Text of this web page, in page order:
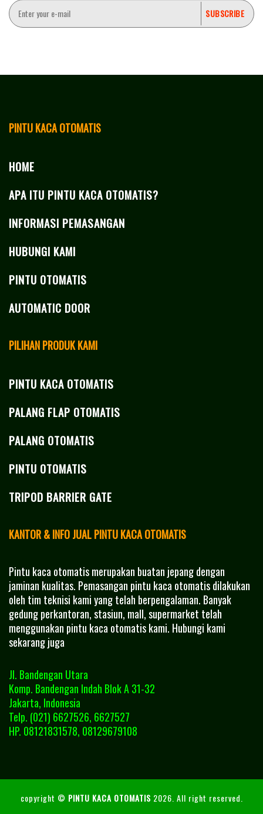
PINTU KACA OTOMATIS
HOME
APA ITU PINTU KACA OTOMATIS?
INFORMASI PEMASANGAN
HUBUNGI KAMI
PINTU OTOMATIS
AUTOMATIC DOOR
PILIHAN PRODUK KAMI
PINTU KACA OTOMATIS
PALANG FLAP OTOMATIS
PALANG OTOMATIS
PINTU OTOMATIS
TRIPOD BARRIER GATE
KANTOR & INFO JUAL PINTU KACA OTOMATIS
Pintu kaca otomatis merupakan buatan jepang dengan
jaminan kualitas. Pemasangan pintu kaca otomatis dilakukan
oleh tim teknisi kami yang telah berpengalaman. Banyak
gedung perkantoran, stasiun, mall, supermarket telah
menggunakan pintu kaca otomatis kami. Hubungi kami
sekarang juga
Jl. Bandengan Utara
Komp. Bandengan Indah Blok A 31-32
Jakarta, Indonesia
Telp. (021) 6627526, 6627527
HP. 08121831578, 08129679108
copyright © PINTU KACA OTOMATIS 2026. All right reserved.